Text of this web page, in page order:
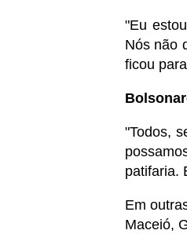
"Eu
Nós não
ficou
"Todos,
patifaria.
​Em
Maceió,